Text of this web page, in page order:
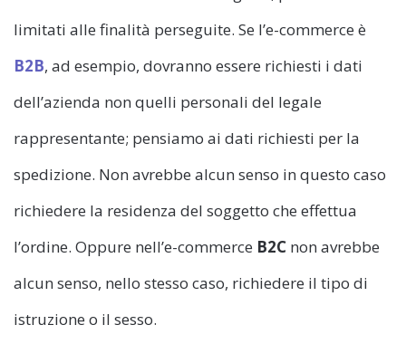
limitati alle finalità perseguite. Se l’e-commerce è
B2B, ad esempio, dovranno essere richiesti i dati
dell’azienda non quelli personali del legale
rappresentante; pensiamo ai dati richiesti per la
spedizione. Non avrebbe alcun senso in questo caso
richiedere la residenza del soggetto che effettua
l’ordine. Oppure nell’e-commerce B2C non avrebbe
alcun senso, nello stesso caso, richiedere il tipo di
istruzione o il sesso.